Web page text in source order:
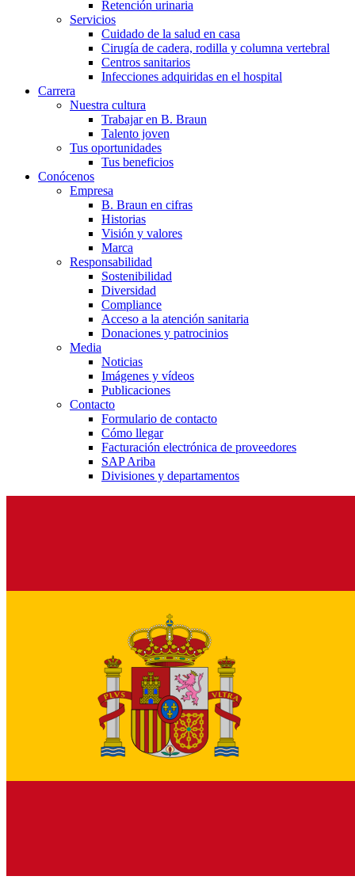
Retención urinaria
Servicios
Cuidado de la salud en casa
Cirugía de cadera, rodilla y columna vertebral
Centros sanitarios
Infecciones adquiridas en el hospital
Carrera
Nuestra cultura
Trabajar en B. Braun
Talento joven
Tus oportunidades
Tus beneficios
Conócenos
Empresa
B. Braun en cifras
Historias
Visión y valores
Marca
Responsabilidad
Sostenibilidad
Diversidad
Compliance
Acceso a la atención sanitaria
Donaciones y patrocinios
Media
Noticias
Imágenes y vídeos
Publicaciones
Contacto
Formulario de contacto
Cómo llegar
Facturación electrónica de proveedores
SAP Ariba
Divisiones y departamentos